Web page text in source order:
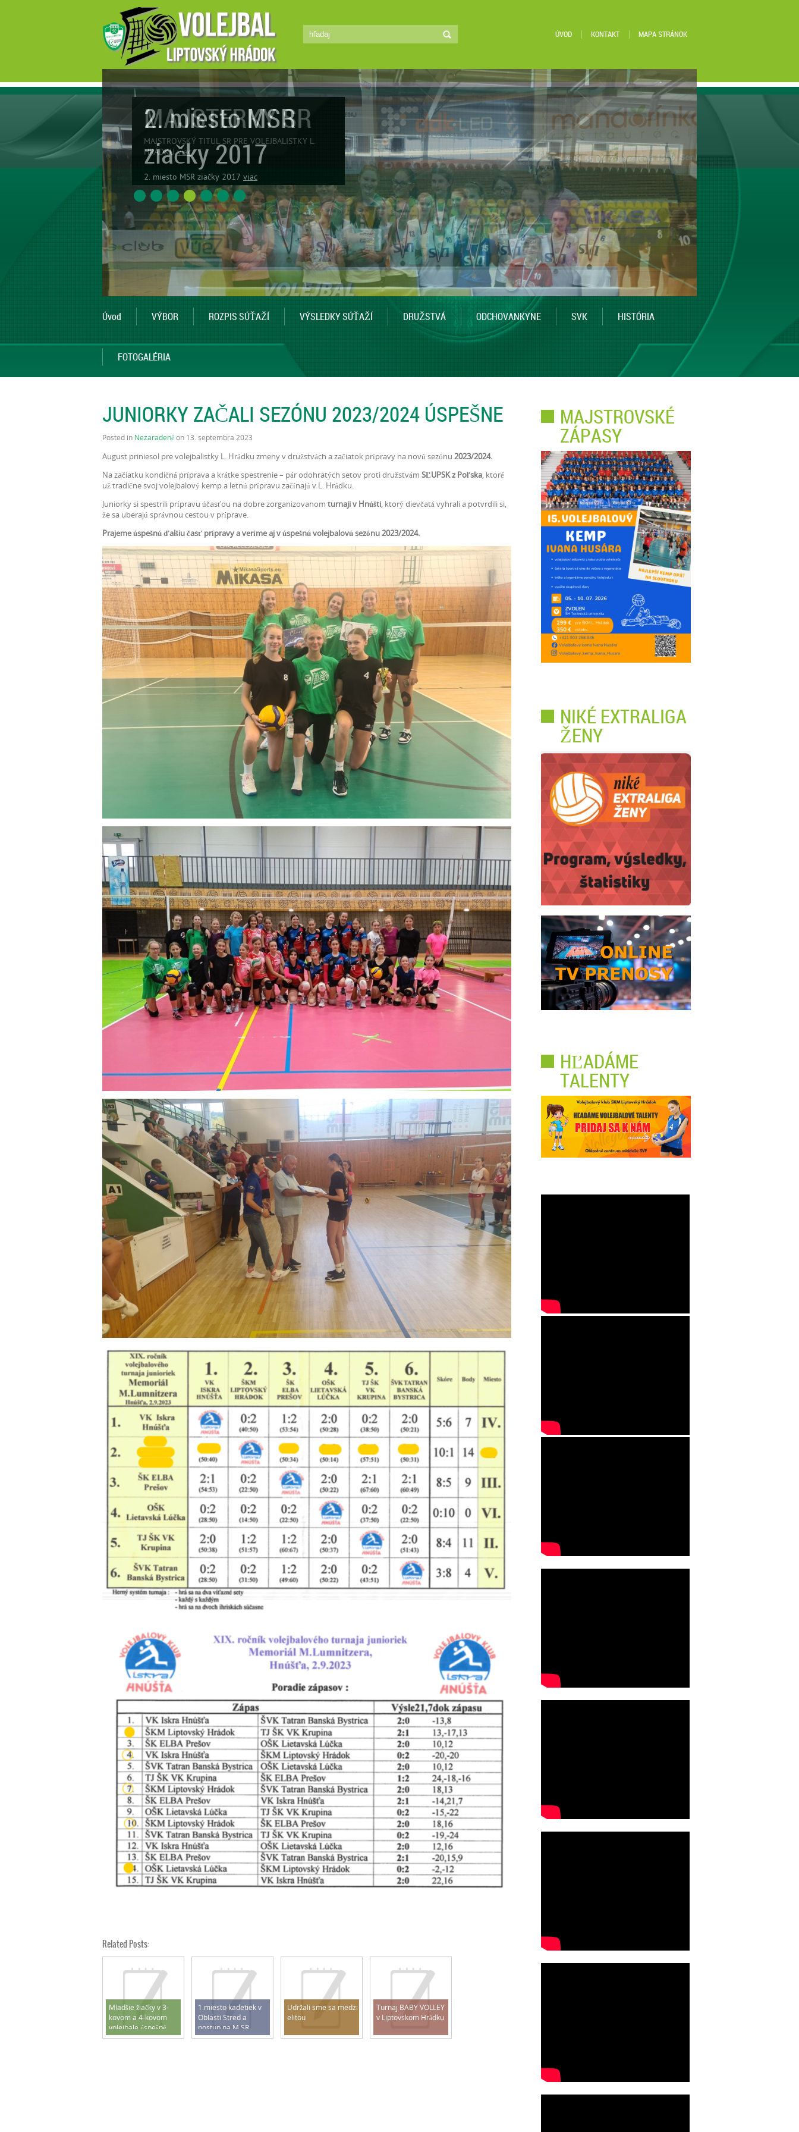
ÚVOD KONTAKT MAPA STRÁNOK
2. miesto MSR
ziačky 2017
2. miesto MSR ziačky 2017 viac
Úvod VÝBOR ROZPIS SÚŤAŽÍ VÝSLEDKY SÚŤAŽÍ DRUŽSTVÁ ODCHOVANKYNE SVK HISTÓRIA
FOTOGALÉRIA
MAJSTROVSKÉ
ZÁPASY
NIKÉ EXTRALIGA
ŽENY
HĽADÁME
TALENTY
JUNIORKY ZAČALI SEZÓNU 2023/2024 ÚSPEŠNE
Posted in Nezaradenéon 13. septembra 2023
August priniesol pre volejbalistky L. Hrádku zmeny v družstvách a začiatok prípravy na novú sezónu 2023/2024.
Na začiatku kondičná príprava a krátke spestrenie – pár odohratých setov proti družstvám SĽUPSK z Poľska, ktoré
už tradične svoj volejbalový kemp a letnú prípravu začínajú v L. Hrádku.
Juniorky si spestrili prípravu účasťou na dobre zorganizovanom turnaji v Hnúšti, ktorý dievčatá vyhrali a potvrdili si,
že sa uberajú správnou cestou v príprave.
Prajeme úspešnú ďalšiu časť prípravy a veríme aj v úspešnú volejbalovú sezónu 2023/2024.
Related Posts:
Mladšie žiačky v 3-
kovom a 4-kovom
volejbale úspešné
1.miesto kadetiek v
Oblasti Stred a
postup na M SR
2025/2026
Udržali sme sa medzi
elitou
Turnaj BABY VOLLEY
v Liptovskom Hrádku